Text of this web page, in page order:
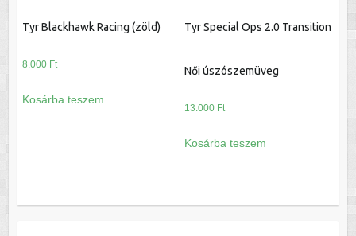
Tyr Blackhawk Racing (zöld)
8.000 Ft
Kosárba teszem
Tyr Special Ops 2.0 Transition
Női úszószemüveg
13.000 Ft
Kosárba teszem